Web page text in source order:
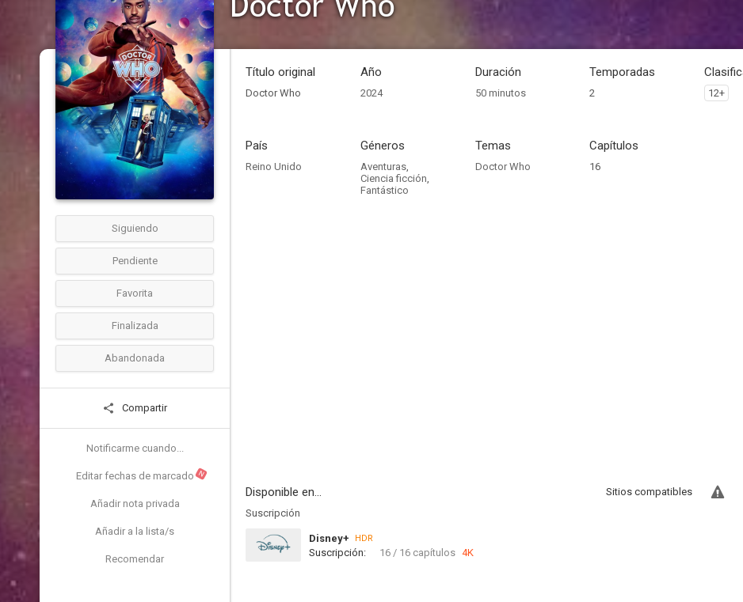
Siguiendo
Pendiente
Favorita
Finalizada
Abandonada
Compartir
Notificarme cuando...
Editar fechas de marcado N
Añadir nota privada
Añadir a la lista/s
Recomendar
Título original
Doctor Who
Año
2024
Duración
50 minutos
Temporadas
2 12+
País
Reino Unido
Géneros
Aventuras,
Ciencia ficción,
Fantástico
Temas
Doctor Who
Capítulos
16
Disponible en...
Sitios compatibles
Suscripción
Disney+ HDR
Suscripción: 16 / 16 capítulos 4K